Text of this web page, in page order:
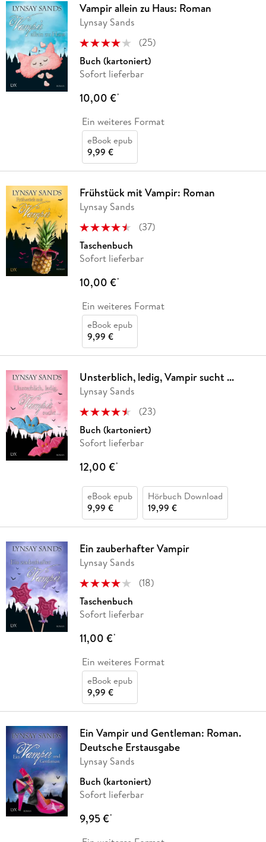
Vampir allein zu Haus: Roman
Lynsay Sands
(25)
Buch (kartoniert)
Sofort lieferbar
10,00 €*
Ein weiteres Format
eBook epub
9,99 €
Frühstück mit Vampir: Roman
Lynsay Sands
(37)
Taschenbuch
Sofort lieferbar
10,00 €*
Ein weiteres Format
eBook epub
9,99 €
Unsterblich, ledig, Vampir sucht ...
Lynsay Sands
(23)
Buch (kartoniert)
Sofort lieferbar
12,00 €*
eBook epub
9,99 €
Hörbuch Download
19,99 €
Ein zauberhafter Vampir
Lynsay Sands
(18)
Taschenbuch
Sofort lieferbar
11,00 €*
Ein weiteres Format
eBook epub
9,99 €
Ein Vampir und Gentleman: Roman.
Deutsche Erstausgabe
Lynsay Sands
Buch (kartoniert)
Sofort lieferbar
9,95 €*